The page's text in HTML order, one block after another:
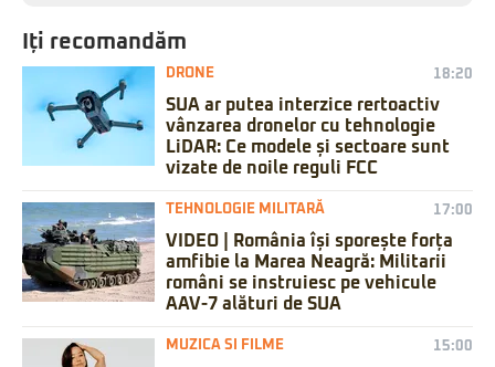
Iți recomandăm
DRONE 18:20
SUA ar putea interzice rertoactiv
vânzarea dronelor cu tehnologie
LiDAR: Ce modele și sectoare sunt
vizate de noile reguli FCC
TEHNOLOGIE MILITARĂ 17:00
VIDEO | România își sporește forța
amfibie la Marea Neagră: Militarii
români se instruiesc pe vehicule
AAV-7 alături de SUA
MUZICA SI FILME 15:00